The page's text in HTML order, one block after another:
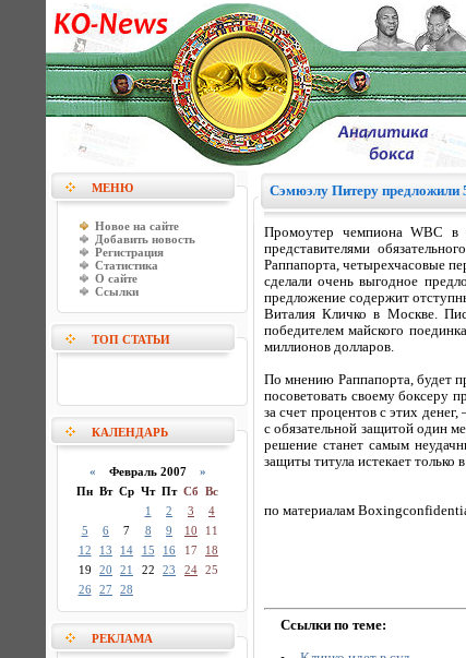
МЕНЮ
Новое на сайте
Добавить новость
Регистрация
Статистика
О сайте
Ссылки
ТОП СТАТЬИ
КАЛЕНДАРЬ
« Февраль 2007 »
Пн Вт Ср Чт Пт Сб Вс
1
2 3
4
5
6 7 8 9 10
11
12
13 14 15 16 17
18
19
20 21 22 23 24 25
26
27 28
РЕКЛАМА
Сэмюэлу Питеру предложили
Промоутер чемпиона WBC в
представителями
Раппапорта, четырехчасовые
сделали очень выгодное
предложение содержит
Виталия Кличко в Москве.
победителем майского
миллионов долларов.
По мнению Раппапорта, будет
посоветовать своему боксеру
за счет процентов с этих
с обязательной защитой один
решение станет самым
защиты титула истекает только
по материалам
Ссылки по теме: